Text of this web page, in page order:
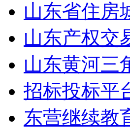
山东省住房
山东产权交
山东黄河三
招标投标平
东营继续教